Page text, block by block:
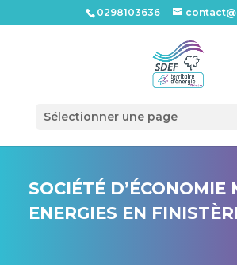
0298103636
Sélectionner une page
SOCIÉTÉ D’ÉCONOMIE
ENERGIES EN